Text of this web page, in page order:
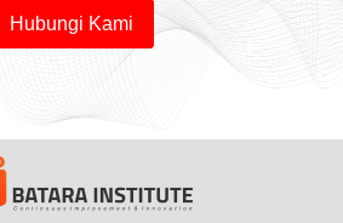
Hubungi Kami